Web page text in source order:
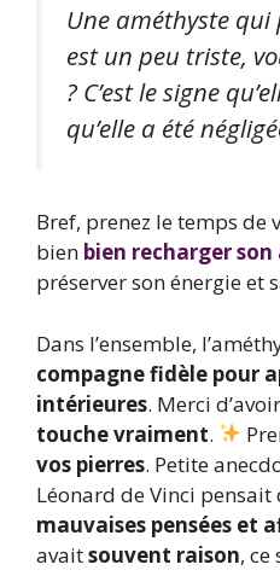
Une améthyste
est un peu triste,
? C’est le signe
qu’elle a été
Bref, prenez le temps de
bien bien recharger
préserver son énergie et
Dans l’ensemble,
compagne fidèle pour
intérieures. Merci
touche vraiment.
vos pierres. Petite
Léonard de Vinci pensait
mauvaises pensées et
avaitsouvent raison, ce